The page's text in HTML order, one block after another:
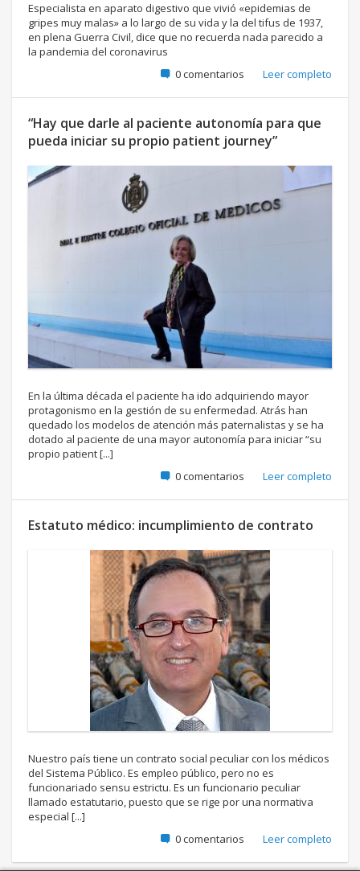
Especialista en aparato digestivo que vivió «epidemias de
gripes muy malas» a lo largo de su vida y la del tifus de 1937,
en plena Guerra Civil, dice que no recuerda nada parecido a
la pandemia del coronavirus
0 comentarios
Leer completo
“Hay que darle al paciente autonomía para que
pueda iniciar su propio patient journey”
En la última década el paciente ha ido adquiriendo mayor
protagonismo en la gestión de su enfermedad. Atrás han
quedado los modelos de atención más paternalistas y se ha
dotado al paciente de una mayor autonomía para iniciar “su
propio patient [...]
0 comentarios
Leer completo
Estatuto médico: incumplimiento de contrato
Nuestro país tiene un contrato social peculiar con los médicos
del Sistema Público. Es empleo público, pero no es
funcionariado sensu estrictu. Es un funcionario peculiar
llamado estatutario, puesto que se rige por una normativa
especial [...]
0 comentarios
Leer completo